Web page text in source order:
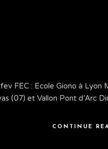
FEC : Ecole Giono à
(07) et Vallon Pont d’Arc
CONTINUE